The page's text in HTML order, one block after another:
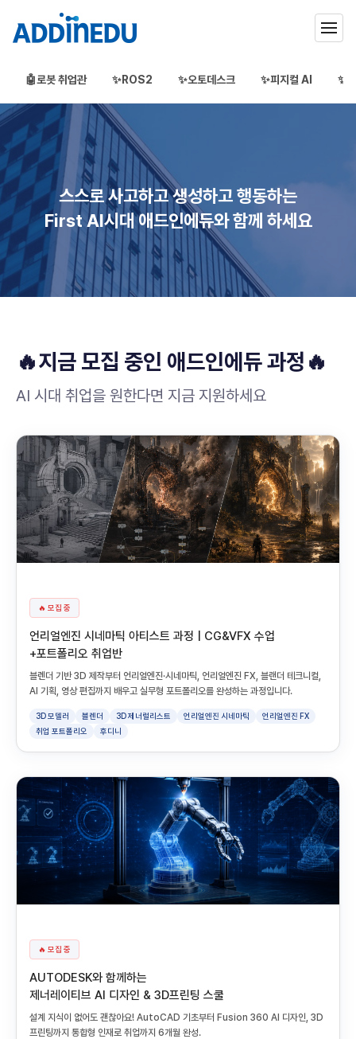
🤖로봇 취업관 ✨ROS2 ✨오토데스크 ✨피지컬 AI
애드인에듀
오프라인 부트캠프
부프캠프
스스로 사고하고 생성하고 행동하는
First AI시대 애드인에듀와 함께 하세요
🔥지금 모집 중인 애드인에듀 과정🔥
AI 시대 취업을 원한다면 지금 지원하세요
🔥 모집 중
언리얼엔진 시네마틱 아티스트 과정 | CG&VFX 수업
+포트폴리오 취업반
블렌더 기반 3D 제작부터 언리얼엔진·시네마틱, 언리얼엔진 FX, 블랜더 테크니컬,
AI 기획, 영상 편집까지 배우고 실무형 포트폴리오를 완성하는 과정입니다.
3D 모델러 블렌더 3D 제너럴리스트 언리얼엔진 시네마틱
언리얼엔진 FX
취업 포트폴리오
후디니
🔥 모집 중
AUTODESK와 함께하는
제너레이티브 AI 디자인 & 3D프린팅 스쿨
설계 지식이 없어도 괜찮아요! AutoCAD 기초부터 Fusion 360 AI 디자인, 3D
프린팅까지 통합형 인재로 취업까지 6개월 완성.